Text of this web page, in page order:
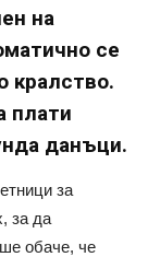
на
се
кралство.
плати
данъци.
за
за да
обаче, че